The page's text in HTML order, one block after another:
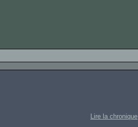
Lire la chronique